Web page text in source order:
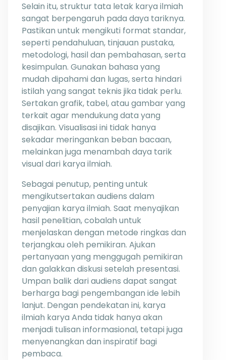
Selain itu, struktur tata letak karya ilmiah
sangat berpengaruh pada daya tariknya.
Pastikan untuk mengikuti format standar,
seperti pendahuluan, tinjauan pustaka,
metodologi, hasil dan pembahasan, serta
kesimpulan. Gunakan bahasa yang
mudah dipahami dan lugas, serta hindari
istilah yang sangat teknis jika tidak perlu.
Sertakan grafik, tabel, atau gambar yang
terkait agar mendukung data yang
disajikan. Visualisasi ini tidak hanya
sekadar meringankan beban bacaan,
melainkan juga menambah daya tarik
visual dari karya ilmiah.
Sebagai penutup, penting untuk
mengikutsertakan audiens dalam
penyajian karya ilmiah. Saat menyajikan
hasil penelitian, cobalah untuk
menjelaskan dengan metode ringkas dan
terjangkau oleh pemikiran. Ajukan
pertanyaan yang menggugah pemikiran
dan galakkan diskusi setelah presentasi.
Umpan balik dari audiens dapat sangat
berharga bagi pengembangan ide lebih
lanjut. Dengan pendekatan ini, karya
ilmiah karya Anda tidak hanya akan
menjadi tulisan informasional, tetapi juga
menyenangkan dan inspiratif bagi
pembaca.